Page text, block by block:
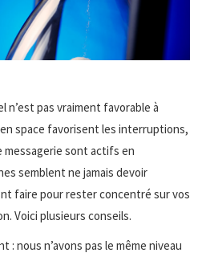
pas vraiment favorable à
space favorisent les interruptions,
sont actifs en
semblent ne jamais devoir
faire pour rester concentré sur vos
Voici plusieurs conseils.
: nous n’avons pas le même niveau